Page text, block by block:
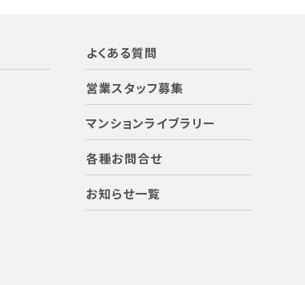
よくある質問
営業スタッフ募集
マンションライブラリー
各種お問合せ
お知らせ一覧